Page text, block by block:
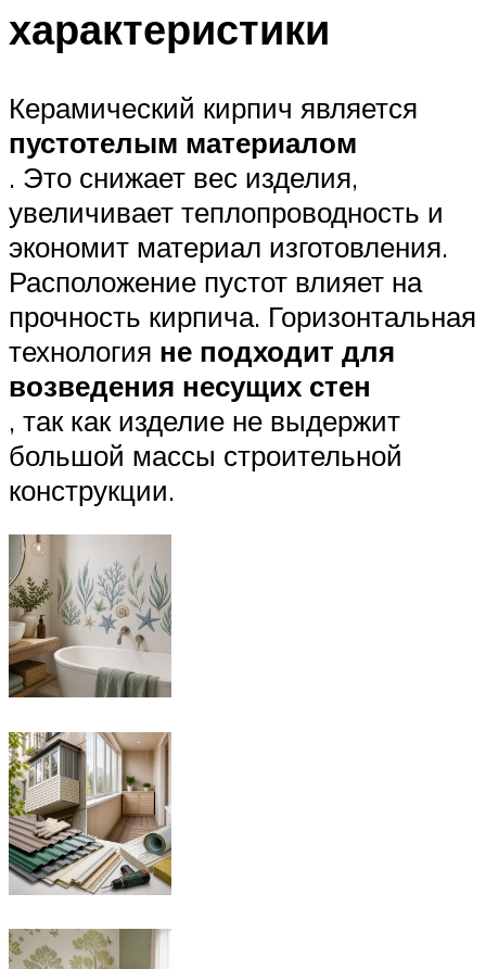
характеристики
Керамический кирпич является
пустотелым материалом
. Это снижает вес изделия,
увеличивает теплопроводность и
экономит материал изготовления.
Расположение пустот влияет на
прочность кирпича. Горизонтальная
технология не подходит для
возведения несущих стен
, так как изделие не выдержит
большой массы строительной
конструкции.